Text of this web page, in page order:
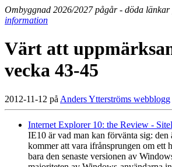
Ombyggnad 2026/2027 pågår - döda länkar
information
Värt att
vecka 43-45
2012-11-12 på Anders Ytterströms webblogg
Internet Explorer 10: the Review -
IE10 är vad man kan förvänta sig: den
kommer att vara ifrånsprungen om ett
bara den senaste versionen av